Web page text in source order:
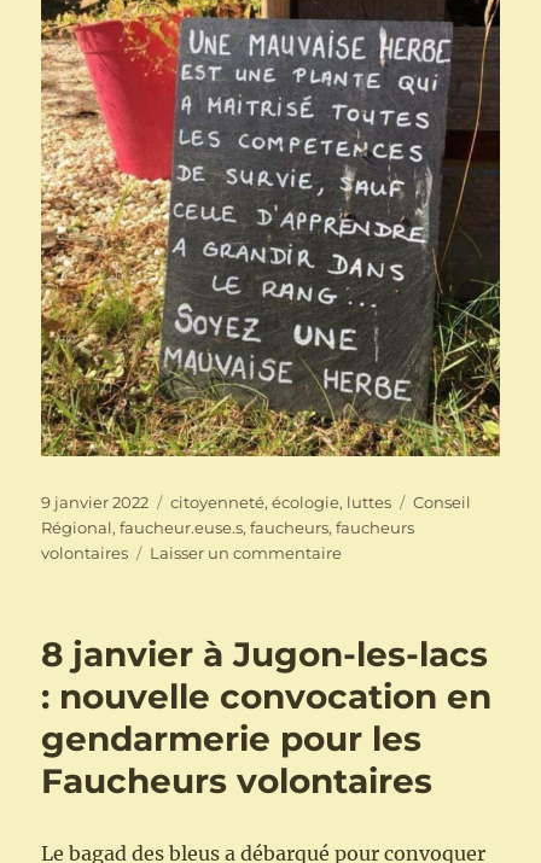
Publié
le
9 janvier 2022 Catégories
citoyenneté,écologie, luttes Étiquettes
Conseil
Régional,faucheur.euse.s,faucheurs,faucheurs
volontaires
Laisser un commentairesur
Gendarmerie
Jugon
les
lacs
–
8 janvier à Jugon-les-lacs
: nouvelle convocation en
gendarmerie pour les
Faucheurs volontaires
Le bagad des bleus a débarqué pour convoquer